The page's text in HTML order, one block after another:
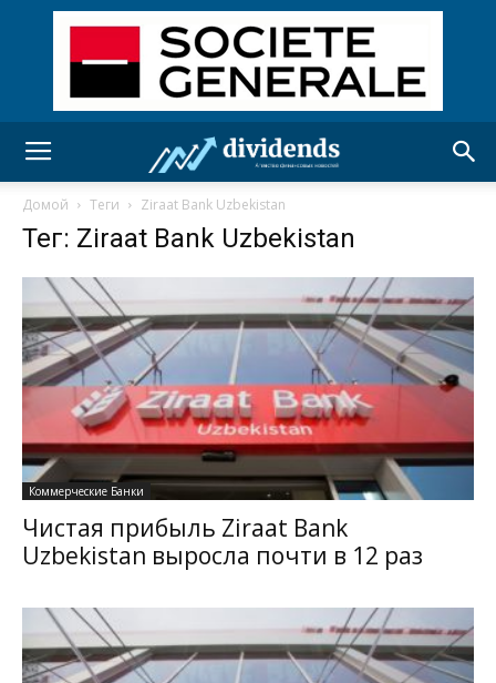
Домой Теги Ziraat Bank Uzbekistan
Тег: Ziraat Bank Uzbekistan
Коммерческие Банки
Чистая прибыль Ziraat Bank
Uzbekistan выросла почти в 12 раз